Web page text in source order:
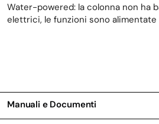
Water-powered: la colonna non ha
elettrici, le funzioni sono alimentate
Manuali e Documenti